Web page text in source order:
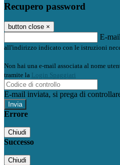
Recupero password
button close ×
E-mail
all'indirizzo indicato con le istruzioni
Non hai una e-mail associata al nome
tramite la Login Spaggiari
E-mail inviata, si prega di
Errore
Chiudi
Successo
Chiudi